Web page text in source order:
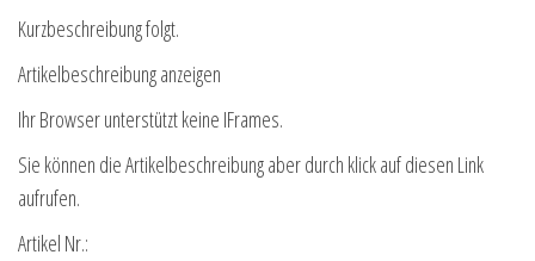
Kurzbeschreibung folgt.
Artikelbeschreibung anzeigen
Ihr Browser unterstützt keine IFrames.
Sie können die Artikelbeschreibung aber durch klick auf diesen Link
aufrufen.
Artikel Nr.: